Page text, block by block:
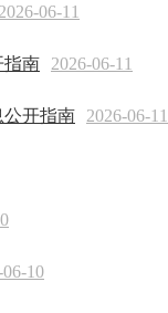
2026-06-11
指南 2026-06-11
公开指南 2026-06-11
06-10